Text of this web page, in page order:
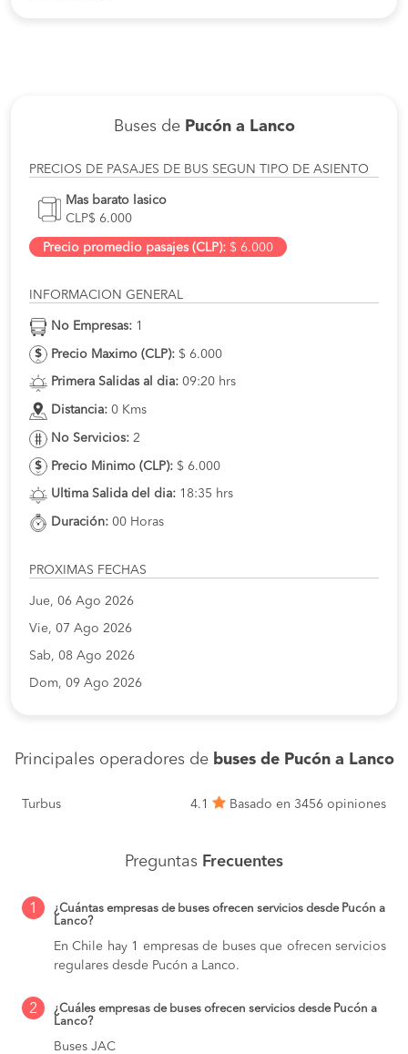
Buses de Pucón a Lanco
PRECIOS DE PASAJES DE BUS SEGUN TIPO DE ASIENTO
Mas barato lasico
CLP$ 6.000
Precio promedio pasajes (CLP): $ 6.000
INFORMACION GENERAL
No Empresas: 1
Precio Maximo (CLP): $ 6.000
Primera Salidas al dia: 09:20 hrs
Distancia: 0 Kms
No Servicios: 2
Precio Minimo (CLP): $ 6.000
Ultima Salida del dia: 18:35 hrs
Duración: 00 Horas
PROXIMAS FECHAS
Jue, 06 Ago 2026
Vie, 07 Ago 2026
Sab, 08 Ago 2026
Dom, 09 Ago 2026
Principales operadores de buses de Pucón a Lanco
Turbus 4.1 Basado en 3456 opiniones
Preguntas Frecuentes
1
¿Cuántas empresas de buses ofrecen servicios desde Pucón a
Lanco?
En Chile hay 1 empresas de buses que ofrecen servicios
regulares desde Pucón a Lanco.
2
¿Cuáles empresas de buses ofrecen servicios desde Pucón a
Lanco?
Buses JAC